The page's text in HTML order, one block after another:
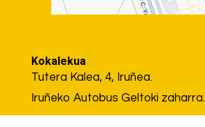
Kokalekua
Tutera Kalea, 4, Iruñea.
Iruñeko Autobus Geltoki zaharra.